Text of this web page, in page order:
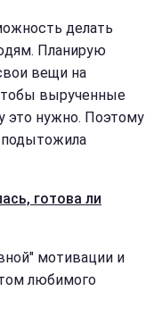
делать
Планирую
вещи на
вырученные
это нужно. Поэтому
готова ли
мотивации и
любимого